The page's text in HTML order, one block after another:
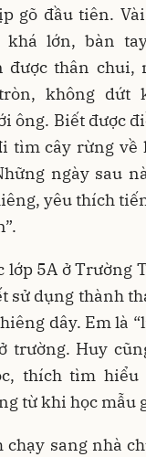
gõ đầu tiên.
khá lớn, bàn
được thân chui,
không dứt
ông. Biết được
tìm cây rừng về
ngày sau
yêu thích
lớp 5A ở Trường
sử dụng thành
dây. Em là
trường. Huy
thích tìm hiểu
từ khi học mẫu
chạy sang nhà